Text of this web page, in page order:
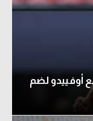
أوفييدو لضم